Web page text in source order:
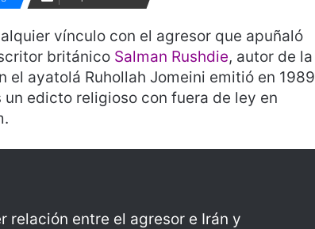
vínculo con el agresor que apuñaló
británico Salman Rushdie, autor de la
el ayatolá Ruhollah Jomeini emitió en 1989
un edicto religioso con fuera de ley en
relación entre el agresor e Irán y